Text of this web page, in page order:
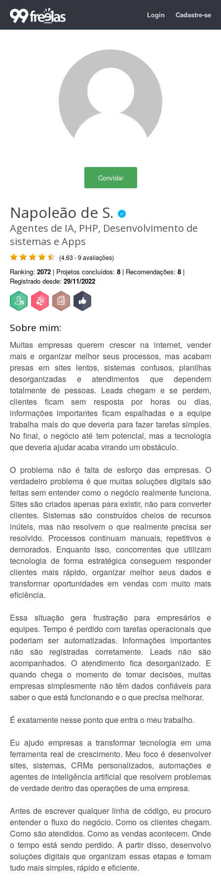
Login Cadastre-se
Convidar
Napoleão de S.
Agentes de IA, PHP, Desenvolvimento de
sistemas e Apps
(4.63 - 9 avaliações)
Ranking: 2072 | Projetos concluídos: 8 | Recomendações: 8 |
Registrado desde: 29/11/2022
Sobre mim:
Muitas empresas querem crescer na internet, vender
mais e organizar melhor seus processos, mas acabam
presas em sites lentos, sistemas confusos, planilhas
desorganizadas e atendimentos que dependem
totalmente de pessoas. Leads chegam e se perdem,
clientes ficam sem resposta por horas ou dias,
informações importantes ficam espalhadas e a equipe
trabalha mais do que deveria para fazer tarefas simples.
No final, o negócio até tem potencial, mas a tecnologia
que deveria ajudar acaba virando um obstáculo.
O problema não é falta de esforço das empresas. O
verdadeiro problema é que muitas soluções digitais são
feitas sem entender como o negócio realmente funciona.
Sites são criados apenas para existir, não para converter
clientes. Sistemas são construídos cheios de recursos
inúteis, mas não resolvem o que realmente precisa ser
resolvido. Processos continuam manuais, repetitivos e
demorados. Enquanto isso, concorrentes que utilizam
tecnologia de forma estratégica conseguem responder
clientes mais rápido, organizar melhor seus dados e
transformar oportunidades em vendas com muito mais
eficiência.
Essa situação gera frustração para empresários e
equipes. Tempo é perdido com tarefas operacionais que
poderiam ser automatizadas. Informações importantes
não são registradas corretamente. Leads não são
acompanhados. O atendimento fica desorganizado. E
quando chega o momento de tomar decisões, muitas
empresas simplesmente não têm dados confiáveis para
saber o que está funcionando e o que precisa melhorar.
É exatamente nesse ponto que entra o meu trabalho.
Eu ajudo empresas a transformar tecnologia em uma
ferramenta real de crescimento. Meu foco é desenvolver
sites, sistemas, CRMs personalizados, automações e
agentes de inteligência artificial que resolvem problemas
de verdade dentro das operações de uma empresa.
Antes de escrever qualquer linha de código, eu procuro
entender o fluxo do negócio. Como os clientes chegam.
Como são atendidos. Como as vendas acontecem. Onde
o tempo está sendo perdido. A partir disso, desenvolvo
soluções digitais que organizam essas etapas e tornam
tudo mais simples, rápido e eficiente.